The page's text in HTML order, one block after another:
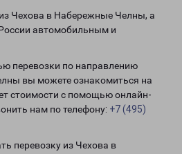
Чехова в Набережные Челны, а
автомобильным и
перевозки по направлению
вы можете ознакомиться на
стоимости с помощью онлайн-
нам по телефону: +7 (495)
перевозку из Чехова в